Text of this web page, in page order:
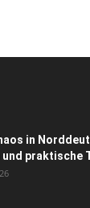
in
und praktische